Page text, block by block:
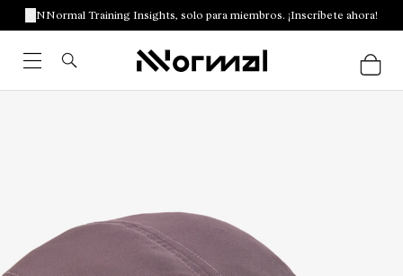
NNormal Training Insights, solo para miembros. ¡Inscríbete ahora!